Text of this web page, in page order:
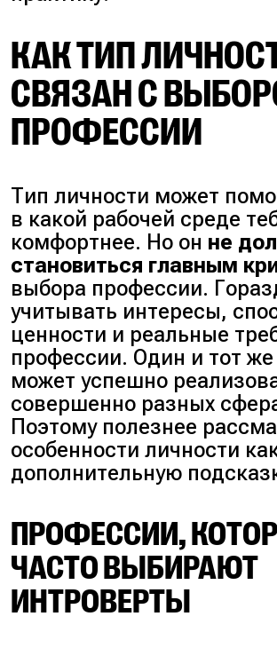
КАК ТИП
СВЯЗАН С
ПРОФЕССИИ
Тип личности может
в какой рабочей среде
комфортнее. Но он не
становиться главным
выбора профессии.
учитывать интересы,
ценности и реальные
профессии. Один и тот
может успешно
совершенно разных
Поэтому полезнее
особенности личности
дополнительную
ПРОФЕССИИ,
ЧАСТО ВЫБИРАЮТ
ИНТРОВЕРТЫ